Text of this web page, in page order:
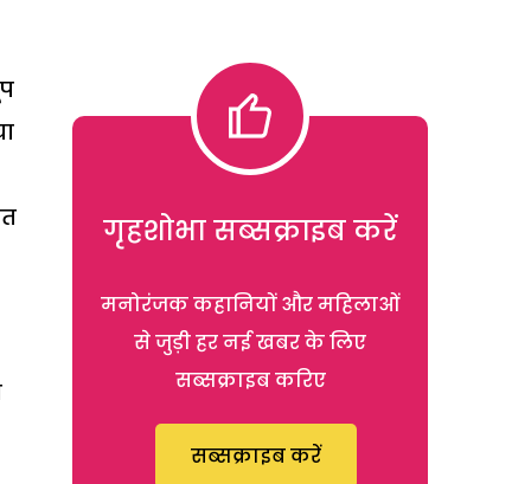
गृहशोभा सब्सक्राइब करें
मनोरंजक कहानियों और महिलाओं
से जुड़ी हर नई खबर के लिए
सब्सक्राइब करिए
सब्सक्राइब करें